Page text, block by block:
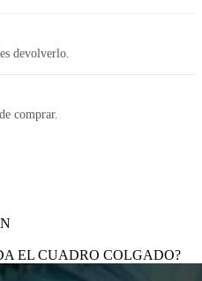
devolverlo.
comprar.
EL CUADRO COLGADO?